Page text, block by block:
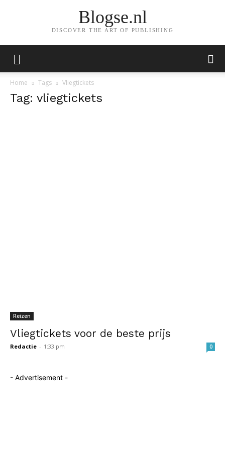
Blogse.nl
DISCOVER THE ART OF PUBLISHING
Home Tags Vliegtickets
Tag: vliegtickets
Reizen
Vliegtickets voor de beste prijs
Redactie - 1:33 pm 0
- Advertisement -